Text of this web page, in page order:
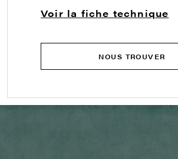
Voir la fiche technique
NOUS TROUVER